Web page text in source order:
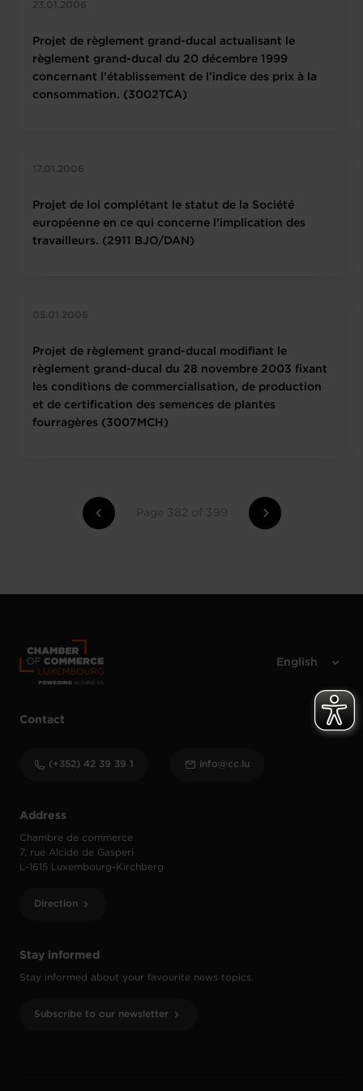
23.01.2006
Projet de règlement grand-ducal actualisant le
règlement grand-ducal du 20 décembre 1999
concernant l’établissement de l’indice des prix à la
consommation. (3002TCA)
17.01.2006
Projet de loi complétant le statut de la Société
européenne en ce qui concerne l’implication des
travailleurs. (2911 BJO/DAN)
05.01.2006
Projet de règlement grand-ducal modifiant le
règlement grand-ducal du 28 novembre 2003 fixant
les conditions de commercialisation, de production
et de certification des semences de plantes
fourragères (3007MCH)
Page 382 of 399
Stay informed
Stay informed about your favourite news topics.
Subscribe to our newsletter
Address
Chambre de commerce
7, rue Alcide de Gasperi
L-1615 Luxembourg-Kirchberg
Direction
Contact
(+352) 42 39 39 1 info@cc.lu